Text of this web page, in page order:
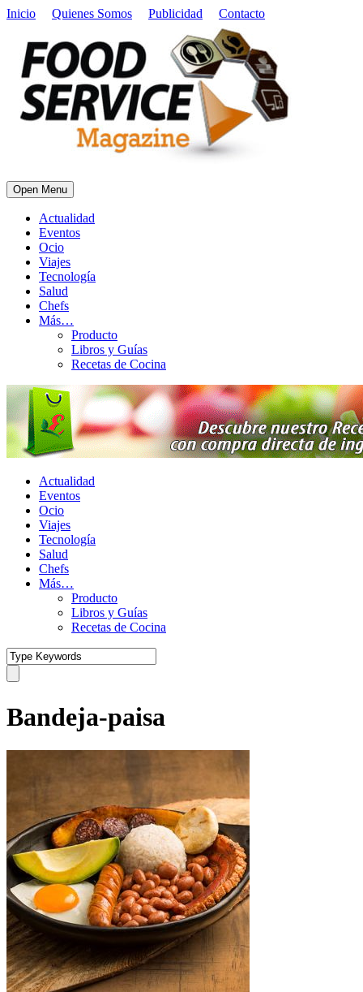
Inicio Quienes Somos Publicidad Contacto
Open Menu
Actualidad
Eventos
Ocio
Viajes
Tecnología
Salud
Chefs
Más…
Producto
Libros y Guías
Recetas de Cocina
Actualidad
Eventos
Ocio
Viajes
Tecnología
Salud
Chefs
Más…
Producto
Libros y Guías
Recetas de Cocina
Bandeja-paisa